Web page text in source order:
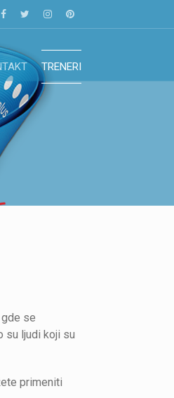
TRENERI
se
su ljudi koji su
primeniti